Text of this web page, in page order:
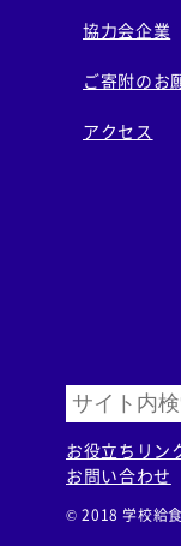
協力会企業
ご寄附のお
アクセス
お役立ちリン
お問い合わせ
© 2018 学校給